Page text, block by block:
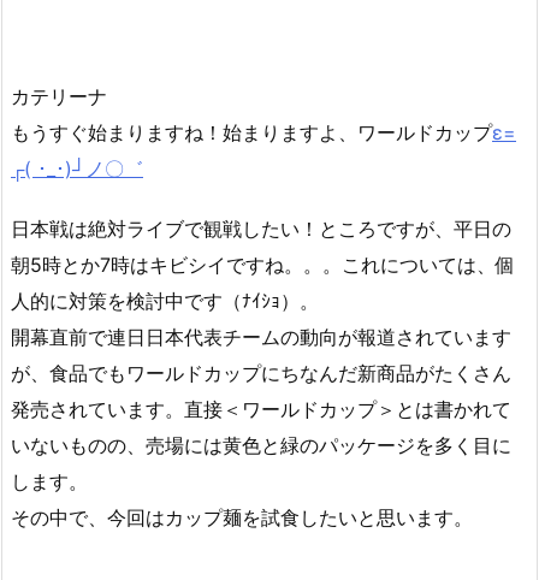
カテリーナ
もうすぐ始まりますね！始まりますよ、ワールドカップε=
┌( ･_･)┘ノ〇゛
日本戦は絶対ライブで観戦したい！ところですが、平日の
朝5時とか7時はキビシイですね。。。これについては、個
人的に対策を検討中です（ﾅｲｼｮ）。
開幕直前で連日日本代表チームの動向が報道されています
が、食品でもワールドカップにちなんだ新商品がたくさん
発売されています。直接＜ワールドカップ＞とは書かれて
いないものの、売場には黄色と緑のパッケージを多く目に
します。
その中で、今回はカップ麺を試食したいと思います。